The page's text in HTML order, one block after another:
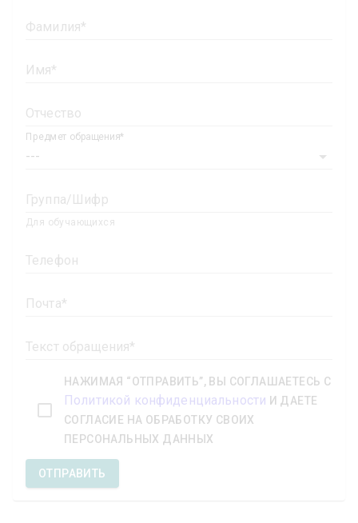
Фамилия
Имя
Отчество
---
Предмет обращения
Группа/Шифр
Для обучающихся
Телефон
Почта
Текст обращения
НАЖИМАЯ “ОТПРАВИТЬ”, ВЫ СОГЛАШАЕТЕСЬ С
Политикой конфиденциальности И ДАЕТЕ
СОГЛАСИЕ НА ОБРАБОТКУ СВОИХ
ПЕРСОНАЛЬНЫХ ДАННЫХ
ОТПРАВИТЬ